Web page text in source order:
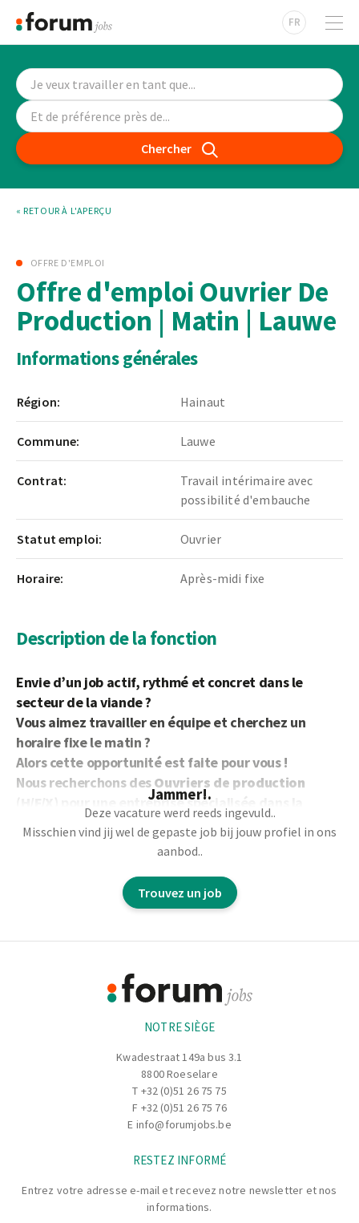
FR
Chercher
« RETOUR À L'APERÇU
OFFRE D'EMPLOI
Offre d'emploi Ouvrier De
Production | Matin | Lauwe
Informations générales
Région: Hainaut
Commune: Lauwe
Contrat:
Travail intérimaire avec
possibilité d'embauche
Statut emploi: Ouvrier
Horaire: Après-midi fixe
Description de la fonction
Envie d’un job actif, rythmé et concret dans le
secteur de la viande ?
Vous aimez travailler en équipe et cherchez un
horaire fixe le matin ?
Alors cette opportunité est faite pour vous !
Nous recherchons desOuvriers de production
pour une entreprise spécialisée dans la
transformation de viande.
Vos missions
Participer activement au travail sur tapis de production
et lignes automatisées.
garantir un grammage précis.
assurer une manipulation soignée.
Préparer les commandes : haché, brochettes,
Jammer!.
Deze vacature werd reeds ingevuld..
Misschien vind jij wel de gepaste job bij jouw profiel in ons
aanbod..
Trouvez un job
NOTRE SIÈGE
Kwadestraat 149a bus 3.1
8800 Roeselare
T +32 (0)51 26 75 75
F +32 (0)51 26 75 76
E info@forumjobs.be
RESTEZ INFORMÉ
Entrez votre adresse e-mail et recevez notre newsletter et nos
informations.